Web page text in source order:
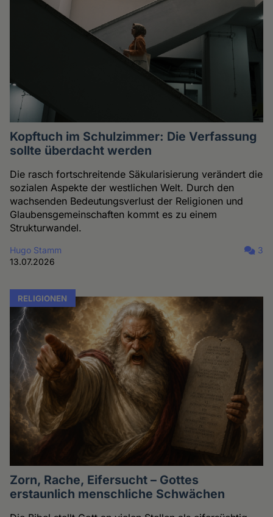
Kopftuch im Schulzimmer: Die Verfassung
sollte überdacht werden
Die rasch fortschreitende Säkularisierung verändert die
sozialen Aspekte der westlichen Welt. Durch den
wachsenden Bedeutungsverlust der Religionen und
Glaubensgemeinschaften kommt es zu einem
Strukturwandel.
Hugo Stamm
13.07.2026
3
RELIGIONEN
Zorn, Rache, Eifersucht – Gottes
erstaunlich menschliche Schwächen